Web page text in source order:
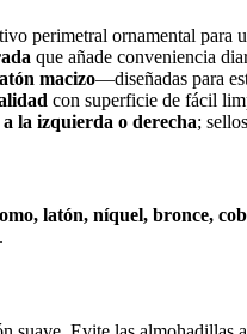
perimetral ornamental para
que añade conveniencia
macizo—diseñadas para
con superficie de fácil
la izquierda o derecha;
latón, níquel, bronce,